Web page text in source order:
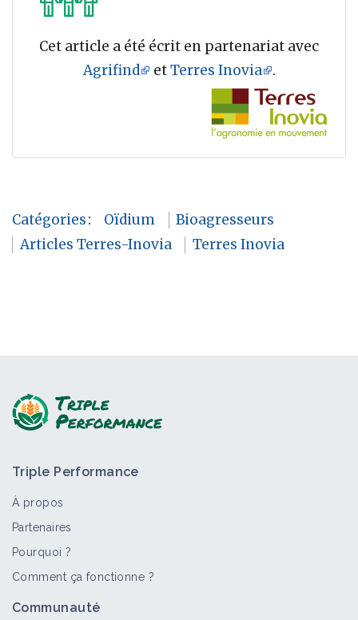
Cet article a été écrit en partenariat avec
Agrifind
etTerres Inovia .
Catégories: Oïdium
Bioagresseurs
Articles Terres-Inovia
Terres Inovia
Triple Performance
À propos
Partenaires
Pourquoi ?
Comment ça fonctionne ?
Communauté